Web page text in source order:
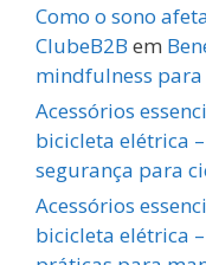
Como o sono
ClubeB2B em
mindfulness
Acessórios
bicicleta elétrica
segurança para
Acessórios
bicicleta elétrica